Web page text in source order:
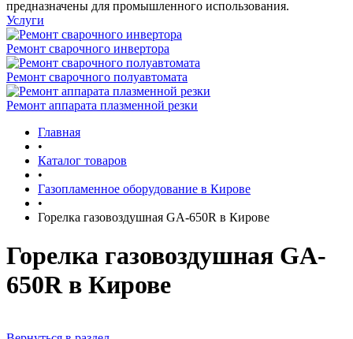
предназначены для промышленного использования.
Услуги
Ремонт сварочного инвертора
Ремонт сварочного полуавтомата
Ремонт аппарата плазменной резки
Главная
•
Каталог товаров
•
Газопламенное оборудование в Кирове
•
Горелка газовоздушная GA-650R в Кирове
Горелка газовоздушная GA-
650R в Кирове